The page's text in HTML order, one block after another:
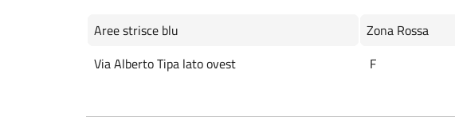
Aree strisce blu Zona Rossa
Via Alberto Tipa lato ovest
F